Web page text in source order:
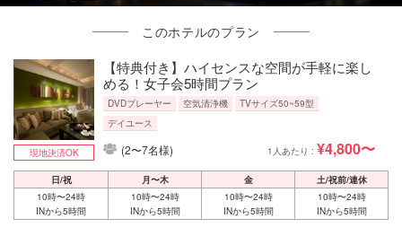
このホテルのプラン
【特典付き】ハイセンスな空間が手軽に楽し
める！女子会5時間プラン
DVDプレーヤー 空気清浄機
TVサイズ50~59型
デイユース
(2〜7名様) 1人あたり : ¥4,800〜
現地決済OK
日/祝 月〜木 金
土/祝前/連休
10時〜24時
INから5時間
10時〜24時
INから5時間
10時〜24時
INから5時間
10時〜24時
INから5時間